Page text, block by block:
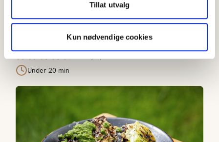
Tillat utvalg
Kun nødvendige cookies
Grillede småtomater
4.3
Under 20 min
Grilla nykål med pesto